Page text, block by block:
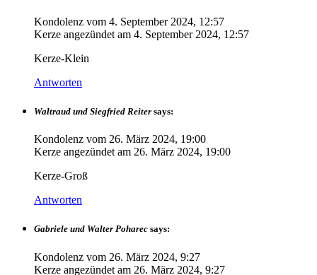
Kondolenz vom 4. September 2024, 12:57
Kerze angezündet am 4. September 2024, 12:57
Kerze-Klein
Antworten
Waltraud und Siegfried Reiter says:
Kondolenz vom 26. März 2024, 19:00
Kerze angezündet am 26. März 2024, 19:00
Kerze-Groß
Antworten
Gabriele und Walter Poharec says:
Kondolenz vom 26. März 2024, 9:27
Kerze angezündet am 26. März 2024, 9:27